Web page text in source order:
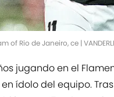
of Rio de Janeiro, ce |
jugando en el
ídolo del equipo.